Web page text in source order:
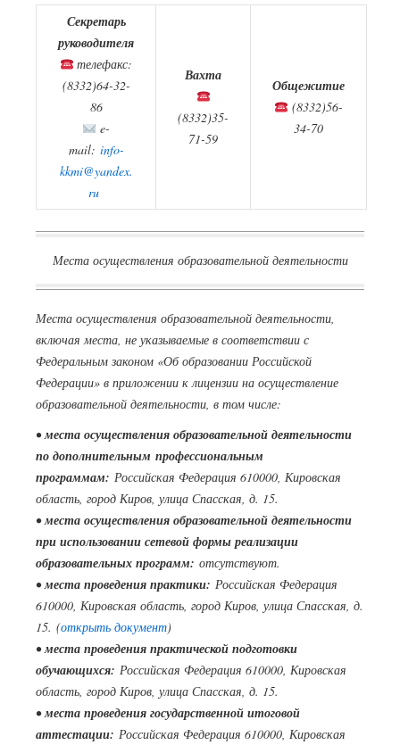
Секретарь
руководителя
телефакс:
(8332)64-32-
86
e-
mail: info-
kkmi@yandex.
ru
Вахта
(8332)35-
71-59
Общежитие
(8332)56-
34-70
Места осуществления образовательной деятельности
Места осуществления образовательной деятельности,
включая места, не указываемые в соответствии с
Федеральным законом «Об образовании Российской
Федерации» в приложении к лицензии на осуществление
образовательной деятельности, в том числе:
•места осуществления образовательной деятельности
по дополнительным профессиональным
программам: Российская Федерация 610000, Кировская
область, город Киров, улица Спасская, д. 15.
•места осуществления образовательной деятельности
при использовании сетевой формы реализации
образовательных программ: отсутствуют.
•места проведения практики: Российская Федерация
610000, Кировская область, город Киров, улица Спасская, д.
15. (открыть документ)
•места проведения практической подготовки
обучающихся: Российская Федерация 610000, Кировская
область, город Киров, улица Спасская, д. 15.
•места проведения государственной итоговой
аттестации: Российская Федерация 610000, Кировская